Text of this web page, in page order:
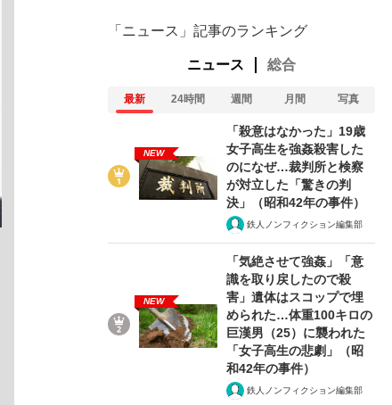
「ニュース」記事のランキング
ニュース 総合
最新 24時間 週間 月間 写真
NEW
「殺意はなかった」19歳
女子高生を強姦殺害した
のになぜ…裁判所と検察
が対立した「驚きの判
決」（昭和42年の事件）
鉄人ノンフィクション編集部
NEW
「気絶させて強姦」「意
識を取り戻したので殺
害」遺体はスコップで埋
められた…体重100キロの
巨漢男（25）に襲われた
「女子高生の悲劇」（昭
和42年の事件）
鉄人ノンフィクション編集部